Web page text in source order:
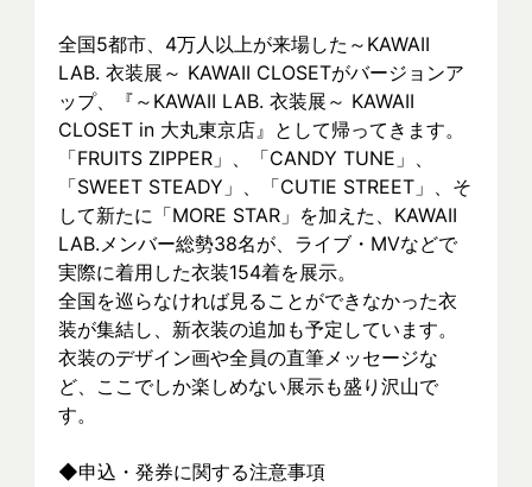
全国5都市、4万⼈以上が来場した～KAWAII
LAB. 衣装展～ KAWAII CLOSETがバージョンア
ップ、『～KAWAII LAB. 衣装展～ KAWAII
CLOSET in 大丸東京店』として帰ってきます。
「FRUITS ZIPPER」、「CANDY TUNE」、
「SWEET STEADY」、「CUTIE STREET」、そ
して新たに「MORE STAR」を加えた、KAWAII
LAB.メンバー総勢38名が、ライブ・MVなどで
実際に着⽤した衣装154着を展示。
全国を巡らなければ見ることができなかった衣
装が集結し、新⾐装の追加も予定しています。
衣装のデザイン画や全員の直筆メッセージな
ど、ここでしか楽しめない展示も盛り沢山で
す。
◆申込・発券に関する注意事項